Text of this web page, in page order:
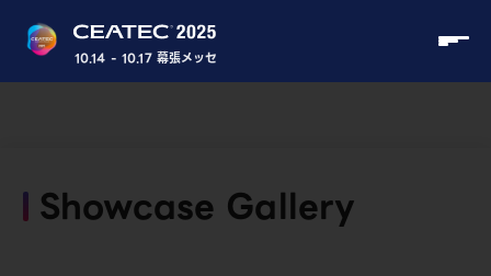
10.14 - 10.17 幕張メッセ
Showcase Gallery